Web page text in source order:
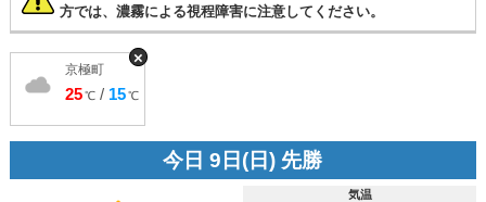
方では、濃霧による視程障害に注意してください。
京極町
25℃/ 15℃
×
今日 9日(日) 先勝
気温